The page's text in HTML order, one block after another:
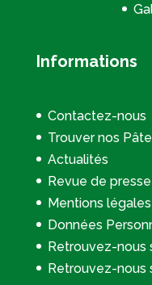
Informations
Contactez-nous
Trouver nos
Actualités
Revue de presse
Mentions légales
Données
Retrouvez-nous
Retrouvez-nous